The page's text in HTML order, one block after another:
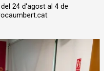
24 d'agost al 4 de